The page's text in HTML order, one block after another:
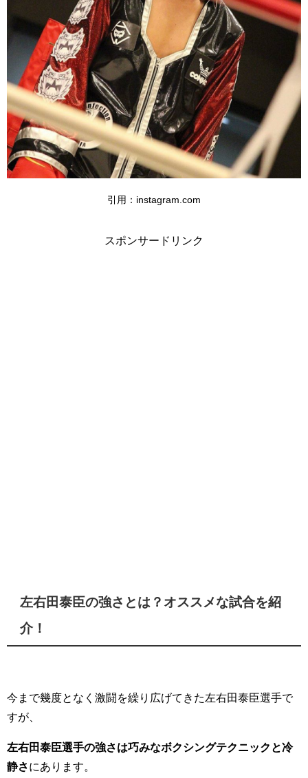
引用：instagram.com
スポンサードリンク
左右田泰臣の強さとは？オススメな試合を紹
介！
今まで幾度となく激闘を繰り広げてきた左右田泰臣選手で
すが、
左右田泰臣選手の強さは巧みなボクシングテクニックと冷
静さにあります。